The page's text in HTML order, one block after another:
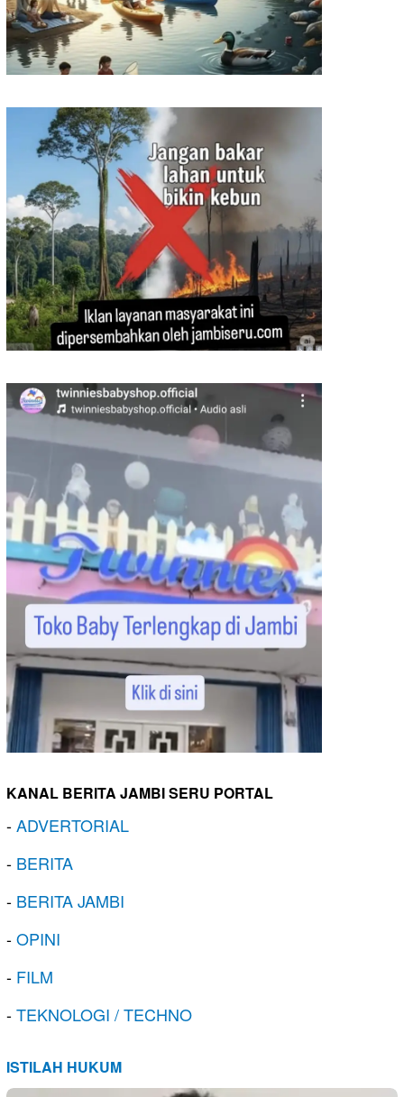
KANAL BERITA JAMBI SERU PORTAL
-ADVERTORIAL
- BERITA
- BERITA JAMBI
-OPINI
- FILM
-TEKNOLOGI / TECHNO
ISTILAH HUKUM